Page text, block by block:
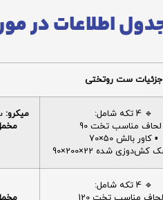
اطلاعات در
جزئیات ست روتختی
🔹 4 تکه شامل:
لحاف مناسب تخت 90
▪️ کاور بالش 50×70
شده 22×200×90
میکرو:
🔹 4 تکه شامل: